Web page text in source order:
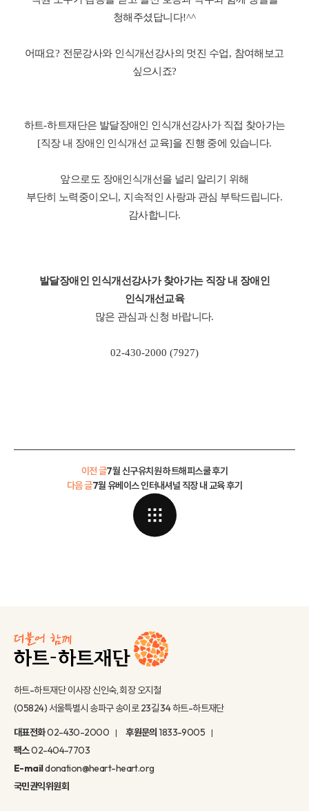
청해주셨답니다!^^
어때요? 전문강사와 인식개선강사의 멋진 수업, 참여해보고
싶으시죠?
하트-하트재단은 발달장애인 인식개선강사가 직접 찾아가는
[직장 내 장애인 인식개선 교육]을 진행 중에 있습니다.
앞으로도 장애인식개선을 널리 알리기 위해
부단히 노력중이오니 , 지속적인 사랑과 관심 부탁드립니다.
감사합니다.
발달장애인 인식개선강사가 찾아가는 직장 내 장애인
인식개선교육
많은 관심과 신청 바랍니다.
02-430-2000 (7927)
이전 글7월 신구유치원 하트해피스쿨 후기
7월 유베이스 인터내셔널 직장 내 교육 후기
다음 글
하트-하트재단 이사장 신인숙, 회장 오지철
(05824) 서울특별시 송파구 송이로 23길 34 하트-하트재단
대표전화02-430-2000 후원문의1833-9005
팩스02-404-7703
E-maildonation@heart-heart.org
국민권익위원회